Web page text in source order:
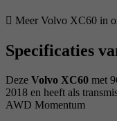
Meer Volvo XC60 in
Specificaties
Deze Volvo XC60 met
2018 en heeft als
AWD Momentum